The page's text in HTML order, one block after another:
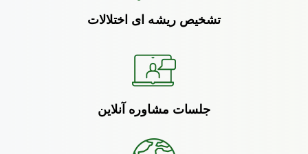
تشخیص ریشه ای اختلالات
جلسات مشاوره آنلاین